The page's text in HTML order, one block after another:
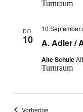
Turnraum
DO.
10 A. Adler /
10.September
Alte Schule
Turnraum
Vorherige